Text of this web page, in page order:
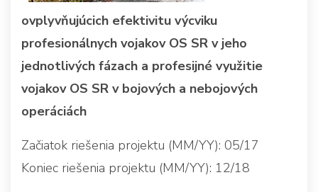
ovplyvňujúcich efektivitu výcviku
profesionálnych vojakov OS SR v jeho
jednotlivých fázach a profesijné využitie
vojakov OS SR v bojových a nebojových
operáciách
Začiatok riešenia projektu (MM/YY): 05/17
Koniec riešenia projektu (MM/YY): 12/18